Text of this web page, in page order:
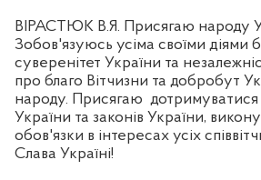
ВІРАСТЮК В.Я. Присягаю народу
Зобов'язуюсь усіма своїми діями
суверенітет України та
про благо Вітчизни та добробут
народу. Присягаю дотримуватися
України та законів України,
обов'язки в інтересах усіх
Слава Україні!